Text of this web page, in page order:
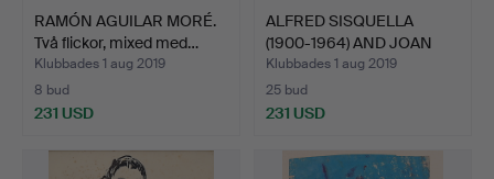
RAMÓN AGUILAR MORÉ.
Två flickor, mixed med…
Klubbades 1 aug 2019
8 bud
231 USD
ALFRED SISQUELLA
(1900-1964) AND JOAN
SERR…
Klubbades 1 aug 2019
25 bud
231 USD